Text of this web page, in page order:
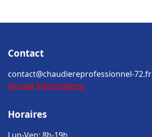
Contact
contact@chaudiereprofessionnel-72.fr
Accueil Informations
Horaires